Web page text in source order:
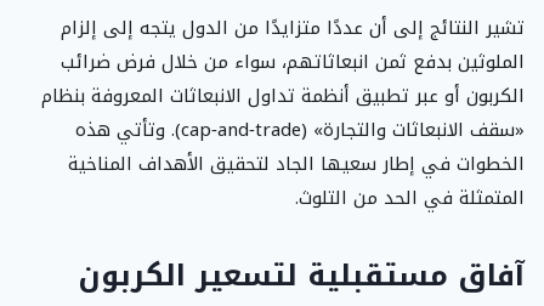
تشير النتائج إلى أن عددًا متزايدًا من الدول يتجه إلى إلزام
الملوثين بدفع ثمن انبعاثاتهم، سواء من خلال فرض ضرائب
الكربون أو عبر تطبيق أنظمة تداول الانبعاثات المعروفة بنظام
«سقف الانبعاثات والتجارة» (cap‑and‑trade). وتأتي هذه
الخطوات في إطار سعيها الجاد لتحقيق الأهداف المناخية
المتمثلة في الحد من التلوث.
آفاق مستقبلية لتسعير الكربون